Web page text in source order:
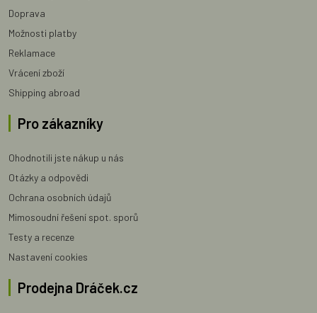
Doprava
Možnosti platby
Reklamace
Vrácení zboží
Shipping abroad
Pro zákazníky
Ohodnotili jste nákup u nás
Otázky a odpovědi
Ochrana osobních údajů
Mimosoudní řešení spot. sporů
Testy a recenze
Nastavení cookies
Prodejna Dráček.cz